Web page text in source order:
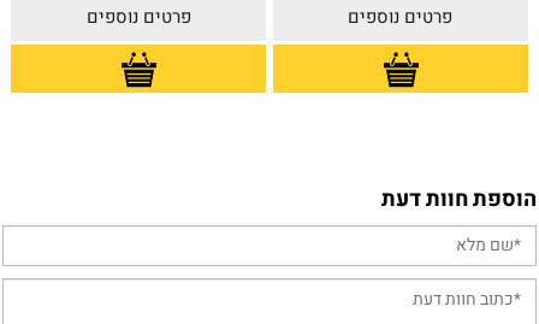
פרטים נוספים פרטים נוספים
הוספת חוות דעת